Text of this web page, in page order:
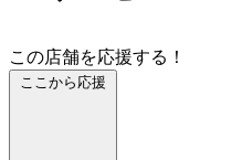
この店舗を応援する！
ここから応援